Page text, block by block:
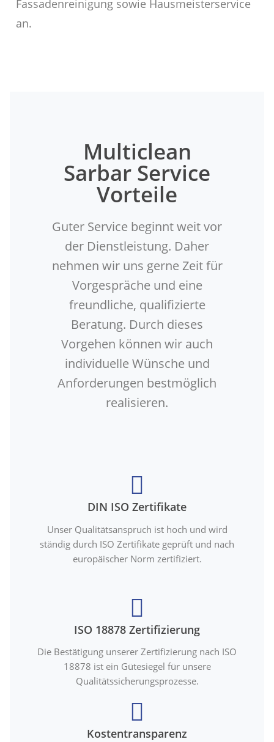
Fassadenreinigung sowie Hausmeisterservice
an.
Multiclean
Sarbar Service
Vorteile
Guter Service beginnt weit vor
der Dienstleistung. Daher
nehmen wir uns gerne Zeit für
Vorgespräche und eine
freundliche, qualifizierte
Beratung. Durch dieses
Vorgehen können wir auch
individuelle Wünsche und
Anforderungen bestmöglich
realisieren.
DIN ISO Zertifikate
Unser Qualitätsanspruch ist hoch und wird
ständig durch ISO Zertifikate geprüft und nach
europäischer Norm zertifiziert.
ISO 18878 Zertifizierung
Die Bestätigung unserer Zertifizierung nach ISO
18878 ist ein Gütesiegel für unsere
Qualitätssicherungsprozesse.
Kostentransparenz